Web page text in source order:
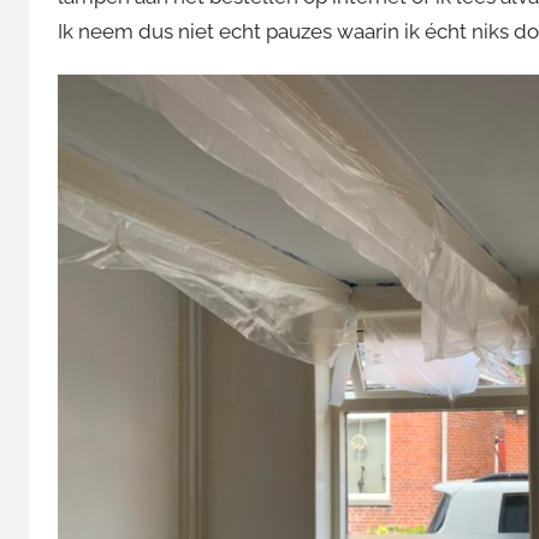
Ik neem dus niet echt pauzes waarin ik écht niks